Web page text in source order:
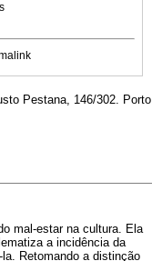
Pestana, 146/302. Porto
mal-estar na cultura. Ela
a incidência da
Retomando a distinção